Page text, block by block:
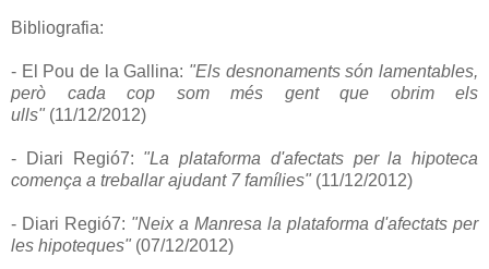
Bibliografia:
- El Pou de la Gallina: "Els desnonaments són lamentables,
però cada cop som més gent que obrim els
ulls" (11/12/2012)
- Diari Regió7: "La plataforma d'afectats per la hipoteca
comença a treballar ajudant 7 famílies" (11/12/2012)
- Diari Regió7: "Neix a Manresa la plataforma d'afectats per
les hipoteques" (07/12/2012)